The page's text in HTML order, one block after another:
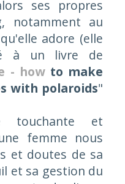
ses propres
notamment au
adore (elle
à un livre de
- how to make
with polaroids"
touchante et
femme nous
et doutes de sa
et sa gestion du